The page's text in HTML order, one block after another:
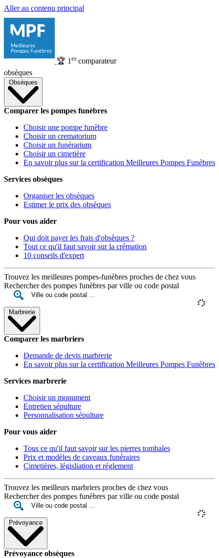
Aller au contenu principal
🏆 1 ercomparateur
obsèques
Obsèques
Comparer les pompes funèbres
Choisir une pompe funèbre
Choisir un crematorium
Choisir un funérarium
Choisir un cimetière
En savoir plus sur la certification Meilleures Pompes Funèbres
Services obsèques
Organiser les obsèques
Estimer le prix des obsèques
Pour vous aider
Qui doit payer les frais d'obsèques ?
Tout ce qu'il faut savoir sur la crémation
10 conseils d'expert
Trouvez les meilleures pompes-funèbres proches de chez vous
Rechercher des pompes funèbres par ville ou code postal
Marbrerie
Comparer les marbriers
Demande de devis marbrerie
En savoir plus sur la certification Meilleures Pompes Funèbres
Services marbrerie
Choisir un monument
Entretien sépulture
Personnalisation sépulture
Pour vous aider
Tous ce qu'il faut savoir sur les pierres tombales
Prix et modèles de caveaux funéraires
Cimetières, législiation et réglement
Trouvez les meilleurs marbriers proches de chez vous
Rechercher des pompes funèbres par ville ou code postal
Prévoyance
Prévoyance obsèques